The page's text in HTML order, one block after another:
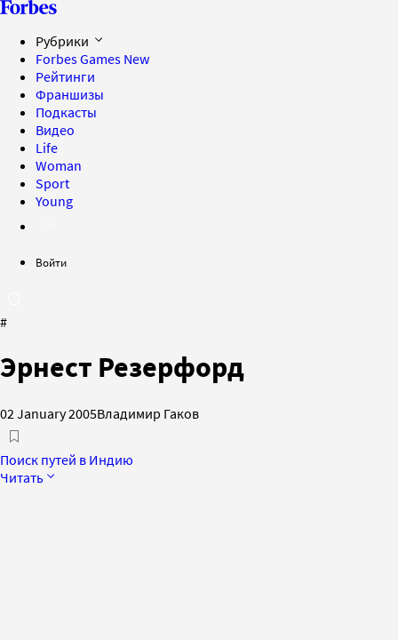
Рубрики
Forbes Games New
Рейтинги
Франшизы
Подкасты
Видео
Life
Woman
Sport
Young
Войти
#
Эрнест Резерфорд
02 January 2005Владимир Гаков
Поиск путей в Индию
Читать